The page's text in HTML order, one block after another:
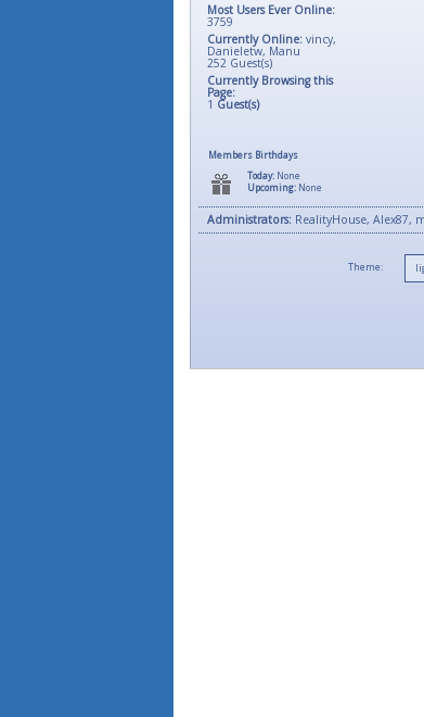
Most Users Ever Online:
3759
Currently Online: vincy,
Danieletw, Manu
252 Guest(s)
Currently Browsing this
Page:
1 Guest(s)
Members Birthdays
Today: None
Upcoming: None
Administrators: RealityHouse, Alex87,
Theme: